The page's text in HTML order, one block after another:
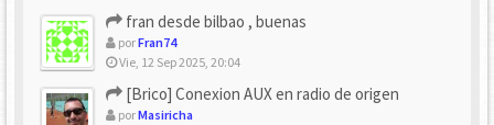
fran desde bilbao , buenas
porFran74
Vie, 12 Sep 2025, 20:04
[Brico] Conexion AUX en radio de origen
porMasiricha